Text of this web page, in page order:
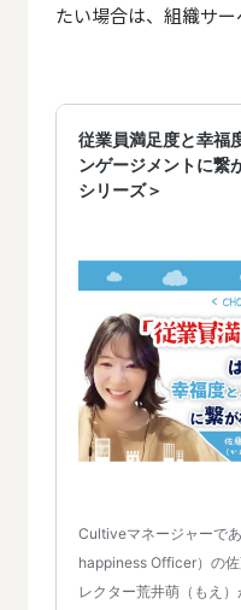
たい場合は、組織サー